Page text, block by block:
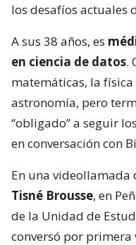
los desafíos actuales
A sus 38 años, es
en ciencia de datos.
matemáticas, la física
astronomía, pero
“obligado” a seguir
en conversación con
En una videollamada
Tisné Brousse, en
de la Unidad de
conversó por primera